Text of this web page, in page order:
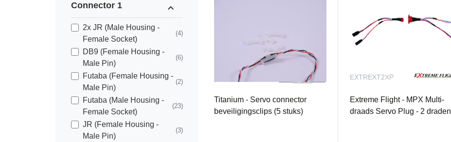
Connector 1 expand_less
2x JR (Male Housing -
Female Socket)
(4)
DB9 (Female Housing -
Male Pin)
(6)
Futaba (Female Housing -
Male Pin)
(2)
Futaba (Male Housing -
Female Socket)
(23)
JR (Female Housing -
Male Pin)
(3)
Titanium - Servo connector
beveiligingsclips (5 stuks)
EXTREXT2XP
Extreme Flight - MPX Multi-
draads Servo Plug - 2 draden